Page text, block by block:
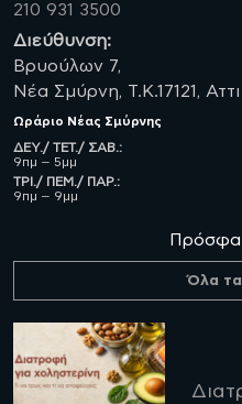
210 931 3500
Διεύθυνση:
Βρυούλων 7,
Νέα Σμύρνη, Τ.Κ.17121,
Ωράριο Νέας Σμύρνης
ΔΕΥ./ ΤΕΤ./ ΣΑΒ.:
9πμ – 5μμ
ΤΡΙ./ ΠΕΜ./ ΠΑΡ.:
9πμ – 9μμ
Όλα